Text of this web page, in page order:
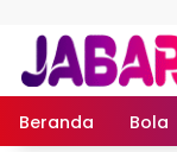
Beranda Bola